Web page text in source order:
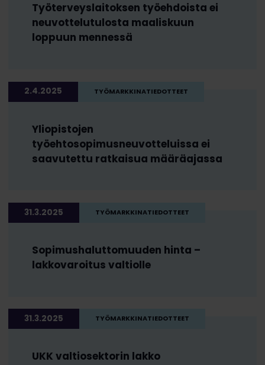
Työterveyslaitoksen työehdoista ei
neuvottelutulosta maaliskuun
loppuun mennessä
2.4.2025 TYÖMARKKINATIEDOTTEET
Yliopistojen
työehtosopimusneuvotteluissa ei
saavutettu ratkaisua määräajassa
31.3.2025 TYÖMARKKINATIEDOTTEET
Sopimushaluttomuuden hinta –
lakkovaroitus valtiolle
31.3.2025 TYÖMARKKINATIEDOTTEET
UKK valtiosektorin lakko